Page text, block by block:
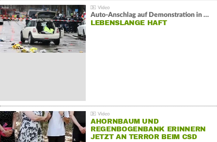
Auto-Anschlag auf Demonstration in München:
LEBENSLANGE HAFT
AHORNBAUM UND
REGENBOGENBANK ERINNERN
JETZT AN TERROR BEIM CSD